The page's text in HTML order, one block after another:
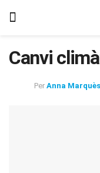
Canvi
Per Anna Marquès